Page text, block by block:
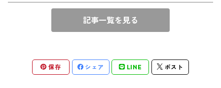
記事一覧を見る
保存 シェア LINE ポスト